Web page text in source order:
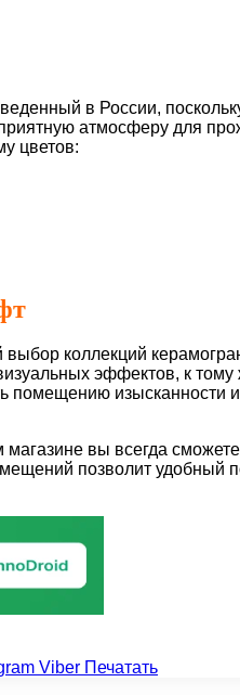
в России,
атмосферу для
цветов:
коллекций
эффектов, к
помещению изысканности
вы всегда
позволит удобный
Viber Печатать